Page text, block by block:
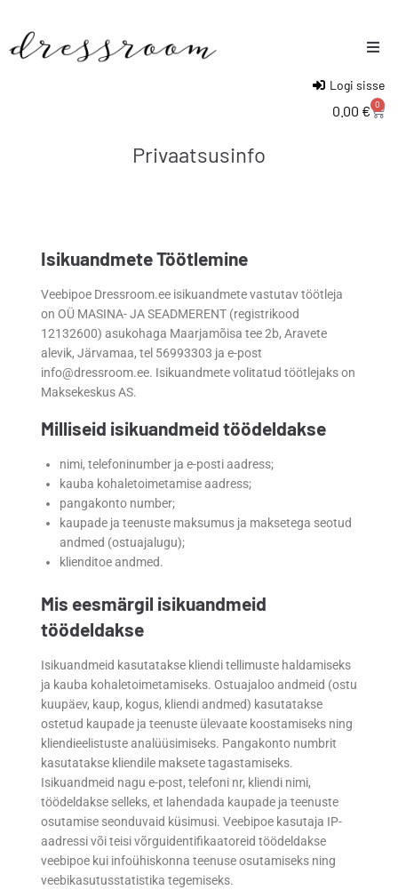
Logi sisse
0.00 € 0
Privaatsusinfo
Isikuandmete Töötlemine
Veebipoe Dressroom.ee isikuandmete vastutav töötleja
on OÜ MASINA- JA SEADMERENT (registrikood
12132600) asukohaga Maarjamõisa tee 2b, Aravete
alevik, Järvamaa, tel 56993303 ja e-post
info@dressroom.ee. Isikuandmete volitatud töötlejaks on
Maksekeskus AS.
Milliseid isikuandmeid töödeldakse
nimi, telefoninumber ja e-posti aadress;
kauba kohaletoimetamise aadress;
pangakonto number;
kaupade ja teenuste maksumus ja maksetega seotud
andmed (ostuajalugu);
klienditoe andmed.
Mis eesmärgil isikuandmeid
töödeldakse
Isikuandmeid kasutatakse kliendi tellimuste haldamiseks
ja kauba kohaletoimetamiseks. Ostuajaloo andmeid (ostu
kuupäev, kaup, kogus, kliendi andmed) kasutatakse
ostetud kaupade ja teenuste ülevaate koostamiseks ning
kliendieelistuste analüüsimiseks. Pangakonto numbrit
kasutatakse kliendile maksete tagastamiseks.
Isikuandmeid nagu e-post, telefoni nr, kliendi nimi,
töödeldakse selleks, et lahendada kaupade ja teenuste
osutamise seonduvaid küsimusi. Veebipoe kasutaja IP-
aadressi või teisi võrguidentifikaatoreid töödeldakse
veebipoe kui infoühiskonna teenuse osutamiseks ning
veebikasutusstatistika tegemiseks.